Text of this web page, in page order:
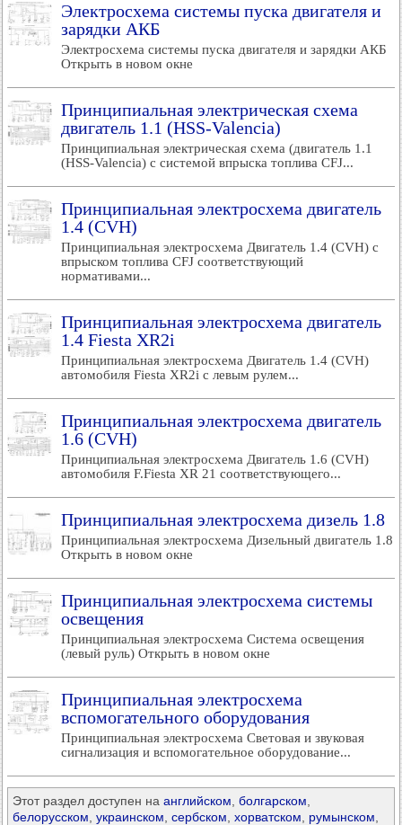
Электросхема системы пуска двигателя и
зарядки АКБ
Электросхема системы пуска двигателя и зарядки АКБ
Открыть в новом окне
Принципиальная электрическая схема
двигатель 1.1 (HSS-Valencia)
Принципиальная электрическая схема (двигатель 1.1
(HSS-Valencia) с системой впрыска топлива CFJ...
Принципиальная электросхема двигатель
1.4 (CVH)
Принципиальная электросхема Двигатель 1.4 (CVH) с
впрыском топлива CFJ соответствующий
нормативами...
Принципиальная электросхема двигатель
1.4 Fiesta XR2i
Принципиальная электросхема Двигатель 1.4 (CVH)
автомобиля Fiesta XR2i с левым рулем...
Принципиальная электросхема двигатель
1.6 (CVH)
Принципиальная электросхема Двигатель 1.6 (CVH)
автомобиля F.Fiesta XR 21 соответствующего...
Принципиальная электросхема дизель 1.8
Принципиальная электросхема Дизельный двигатель 1.8
Открыть в новом окне
Принципиальная электросхема системы
освещения
Принципиальная электросхема Система освещения
(левый руль) Открыть в новом окне
Принципиальная электросхема
вспомогательного оборудования
Принципиальная электросхема Световая и звуковая
сигнализация и вспомогательное оборудование...
Этот раздел доступен на английском болгарском
белорусском украинском сербском хорватском румынском